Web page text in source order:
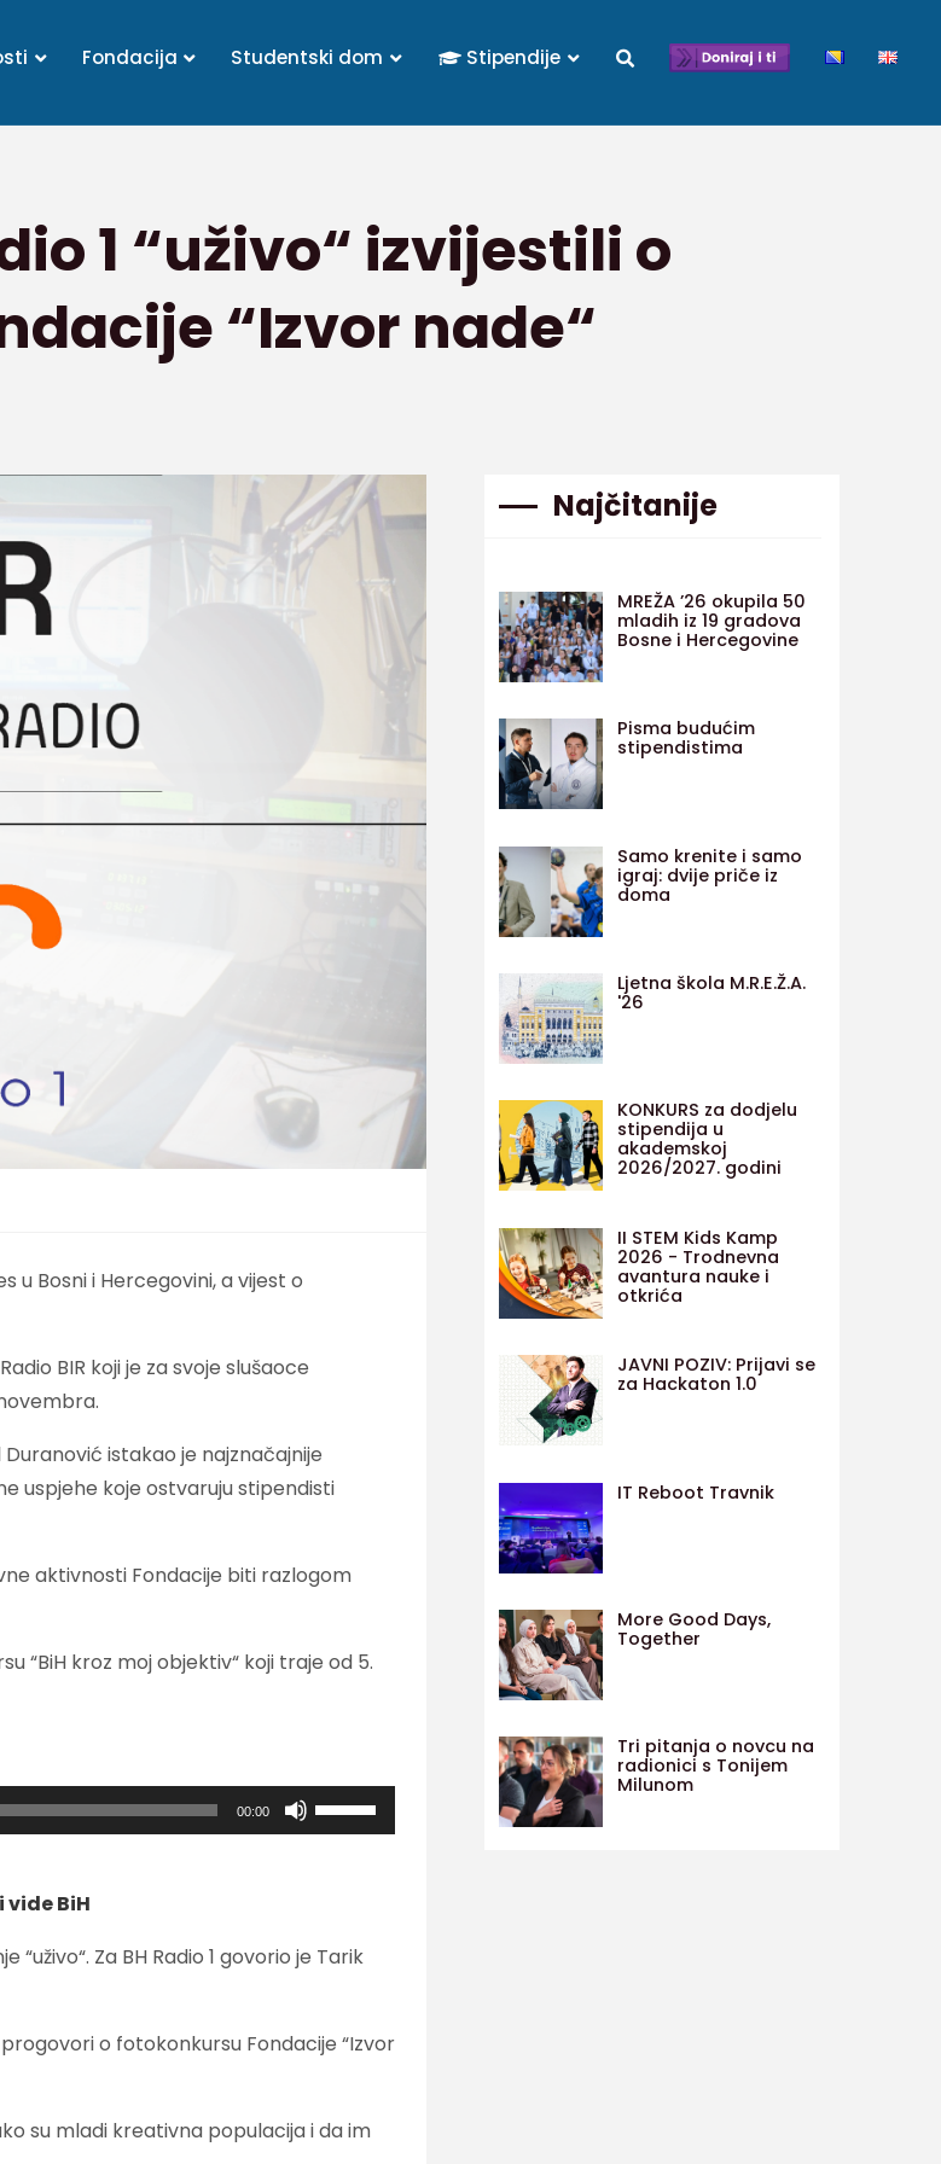
Fondacija Studentski dom Stipendije
1 “uživo“ izvijestili o
“Izvor nade“
u Bosni i Hercegovini, a vijest o
BIR koji je za svoje slušaoce
Duranović istakao je najznačajnije
uspjehe koje ostvaruju stipendisti
aktivnosti Fondacije biti razlogom
“BiH kroz moj objektiv“ koji traje od 5.
00:00
BiH
Za BH Radio 1 govorio je Tarik
o fotokonkursu Fondacije “Izvor
su mladi kreativna populacija i da im
Najčitanije
MREŽA ’26 okupila 50
mladih iz 19 gradova
Bosne i Hercegovine
Pisma budućim
stipendistima
Samo krenite i samo
igraj: dvije priče iz
doma
Ljetna škola M.R.E.Ž.A.
'26
KONKURS za dodjelu
stipendija u
akademskoj
2026/2027. godini
II STEM Kids Kamp
2026 - Trodnevna
avantura nauke i
otkrića
JAVNI POZIV: Prijavi se
za Hackaton 1.0
IT Reboot Travnik
More Good Days,
Together
Tri pitanja o novcu na
radionici s Tonijem
Milunom